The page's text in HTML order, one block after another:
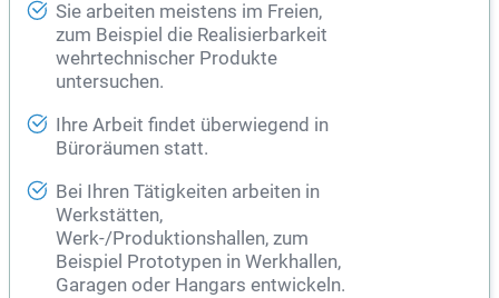
Sie arbeiten meistens im Freien,
zum Beispiel die Realisierbarkeit
wehrtechnischer Produkte
untersuchen.
Ihre Arbeit findet überwiegend in
Büroräumen statt.
Bei Ihren Tätigkeiten arbeiten in
Werkstätten,
Werk-/Produktionshallen, zum
Beispiel Prototypen in Werkhallen,
Garagen oder Hangars entwickeln.